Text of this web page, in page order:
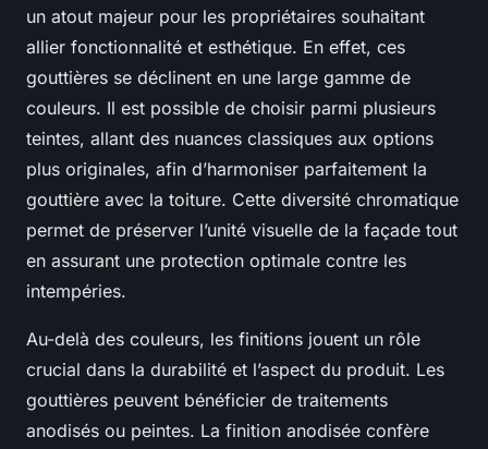
un atout majeur pour les propriétaires souhaitant
allier fonctionnalité et esthétique. En effet, ces
gouttières se déclinent en une large gamme de
couleurs. Il est possible de choisir parmi plusieurs
teintes, allant des nuances classiques aux options
plus originales, afin d’harmoniser parfaitement la
gouttière avec la toiture. Cette diversité chromatique
permet de préserver l’unité visuelle de la façade tout
en assurant une protection optimale contre les
intempéries.
Au-delà des couleurs, les finitions jouent un rôle
crucial dans la durabilité et l’aspect du produit. Les
gouttières peuvent bénéficier de traitements
anodisés ou peintes. La finition anodisée confère